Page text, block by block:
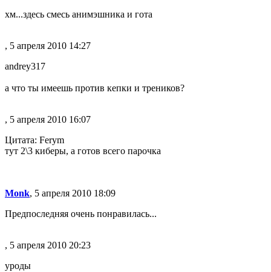
хм...здесь смесь анимэшника и гота
, 5 апреля 2010 14:27
andrey317
а что ты имеешь против кепки и треников?
, 5 апреля 2010 16:07
Цитата: Ferym
тут 2\3 киберы, а готов всего парочка
Monk, 5 апреля 2010 18:09
Предпоследняя очень понравилась...
, 5 апреля 2010 20:23
уроды